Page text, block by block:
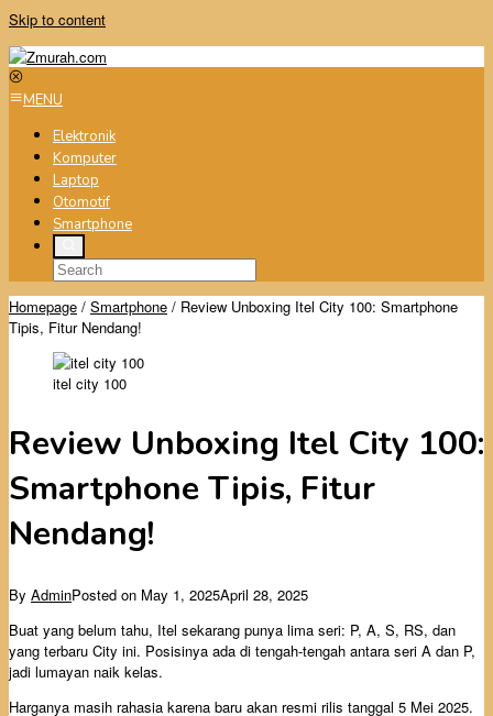
Skip to content
MENU
Elektronik
Komputer
Laptop
Otomotif
Smartphone
Homepage / Smartphone / Review Unboxing Itel City 100: Smartphone
Tipis, Fitur Nendang!
itel city 100
Review Unboxing Itel City 100:
Smartphone Tipis, Fitur
Nendang!
By AdminPosted on May 1, 2025April 28, 2025
Buat yang belum tahu, Itel sekarang punya lima seri: P, A, S, RS, dan
yang terbaru City ini. Posisinya ada di tengah-tengah antara seri A dan P,
jadi lumayan naik kelas.
Harganya masih rahasia karena baru akan resmi rilis tanggal 5 Mei 2025.